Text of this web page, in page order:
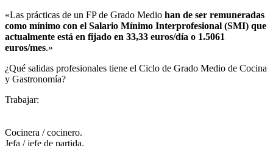
«Las prácticas de un FP de Grado Medio han de ser remuneradas
como mínimo con el Salario Mínimo Interprofesional (SMI) que
actualmente está en fijado en 33,33 euros/día o 1.5061
euros/mes.»
¿Qué salidas profesionales tiene el Ciclo de Grado Medio de Cocina
y Gastronomía?​
Trabajar:
Cocinera / cocinero.
Jefa / jefe de partida.